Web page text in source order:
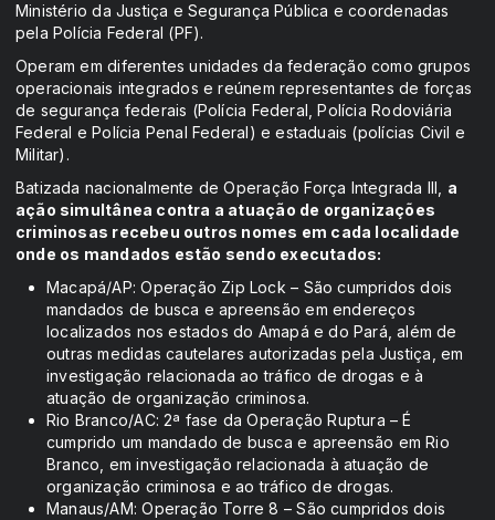
Ministério da Justiça e Segurança Pública e coordenadas
pela Polícia Federal (PF).
Operam em diferentes unidades da federação como grupos
operacionais integrados e reúnem representantes de forças
de segurança federais (Polícia Federal, Polícia Rodoviária
Federal e Polícia Penal Federal) e estaduais (polícias Civil e
Militar).
Batizada nacionalmente de Operação Força Integrada III, a
ação simultânea contra a atuação de organizações
criminosas recebeu outros nomes em cada localidade
onde os mandados estão sendo executados:
Macapá/AP: Operação Zip Lock – São cumpridos dois
mandados de busca e apreensão em endereços
localizados nos estados do Amapá e do Pará, além de
outras medidas cautelares autorizadas pela Justiça, em
investigação relacionada ao tráfico de drogas e à
atuação de organização criminosa.
Rio Branco/AC: 2ª fase da Operação Ruptura – É
cumprido um mandado de busca e apreensão em Rio
Branco, em investigação relacionada à atuação de
organização criminosa e ao tráfico de drogas.
Manaus/AM: Operação Torre 8 – São cumpridos dois